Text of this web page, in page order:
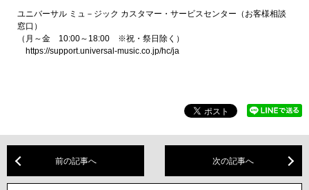
ユニバーサル ミュ－ジック カスタマー・サービスセンター（お客様相談
窓口）
（月～金 10:00～18:00 ※祝・祭日除く）
https://support.universal-music.co.jp/hc/ja
前の記事へ 次の記事へ